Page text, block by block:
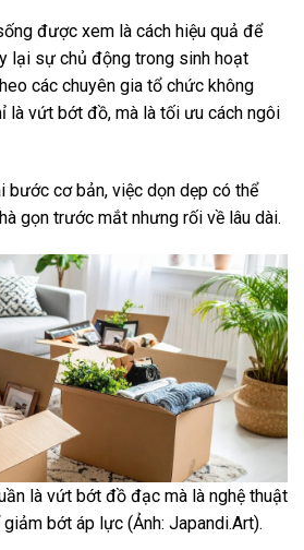
được xem là cách hiệu quả để
lại sự chủ động trong sinh hoạt
các chuyên gia tổ chức không
là vứt bớt đồ, mà là tối ưu cách ngôi
bước cơ bản, việc dọn dẹp có thể
gọn trước mắt nhưng rối về lâu dài.
là vứt bớt đồ đạc mà là nghệ thuật
bớt áp lực (Ảnh: Japandi.Art).